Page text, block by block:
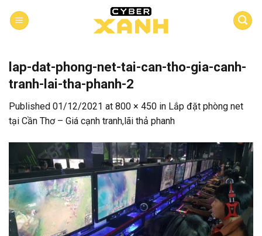
lap-dat-phong-net-tai-can-tho-gia-canh-
tranh-lai-tha-phanh-2
Published 01/12/2021 at 800 × 450 in Lắp đặt phòng net
tại Cần Thơ – Giá cạnh tranh,lãi thả phanh